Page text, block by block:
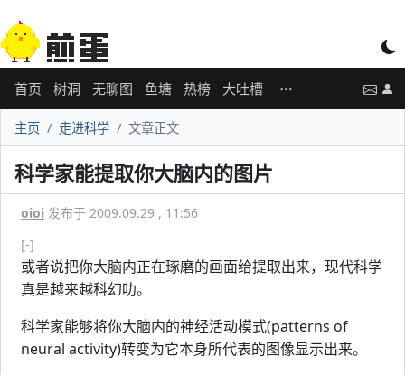
首页 树洞 无聊图 鱼塘 热榜 大吐槽
主页 走进科学 文章正文
科学家能提取你大脑内的图片
oioi 发布于 2009.09.29 , 11:56
[-]
或者说把你大脑内正在琢磨的画面给提取出来，现代科学
真是越来越科幻叻。
科学家能够将你大脑内的神经活动模式(patterns of
neural activity)转变为它本身所代表的图像显示出来。